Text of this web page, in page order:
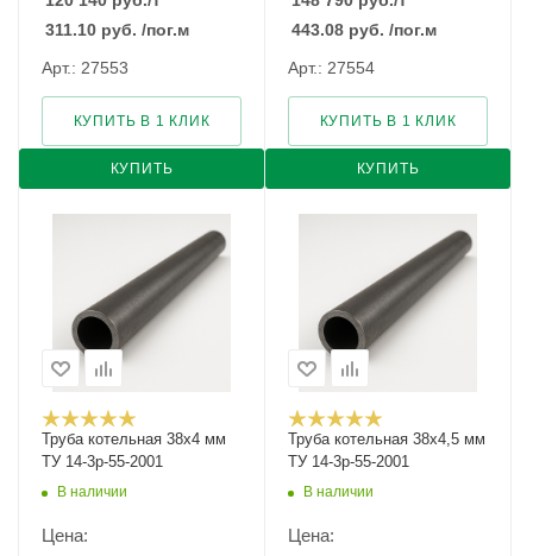
311.10 руб. /пог.м
Арт.: 27553
КУПИТЬ
КУПИТЬ В 1 КЛИК
443.08 руб. /пог.м
Арт.: 27554
КУПИТЬ
КУПИТЬ В 1 КЛИК
Труба котельная 38х4 мм
ТУ 14-3р-55-2001
В наличии
Цена:
Труба котельная 38х4,5 мм
ТУ 14-3р-55-2001
В наличии
Цена: